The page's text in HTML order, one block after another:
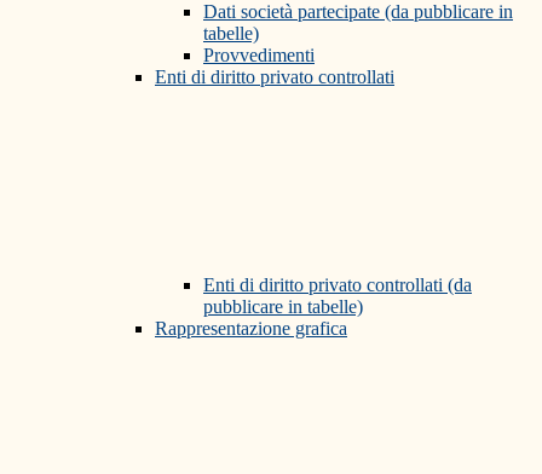
Dati società partecipate (da pubblicare in
tabelle)
Provvedimenti
Enti di diritto privato controllati
Enti di diritto privato controllati (da
pubblicare in tabelle)
Rappresentazione grafica